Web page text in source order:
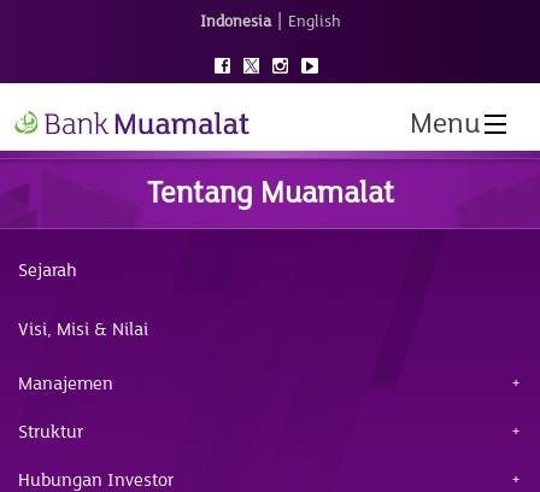
Indonesia | English
Menu
Tentang Muamalat
Sejarah
Visi, Misi & Nilai
Manajemen
Struktur
Hubungan Investor